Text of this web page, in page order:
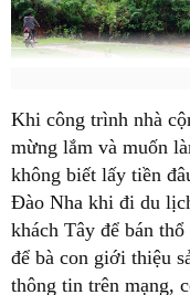
Khi công trình nhà
mừng lắm và muốn
không biết lấy tiền
Đào Nha khi đi du
khách Tây để bán
để bà con giới thiệu
thông tin trên mạng,